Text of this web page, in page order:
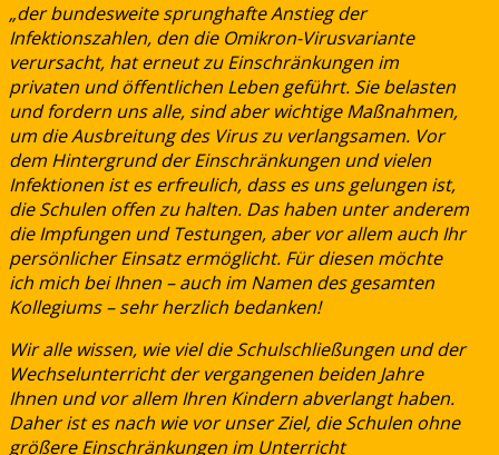
„der bundesweite sprunghafte Anstieg der
Infektionszahlen, den die Omikron-Virusvariante
verursacht, hat erneut zu Einschränkungen im
privaten und öffentlichen Leben geführt. Sie belasten
und fordern uns alle, sind aber wichtige Maßnahmen,
um die Ausbreitung des Virus zu verlangsamen. Vor
dem Hintergrund der Einschränkungen und vielen
Infektionen ist es erfreulich, dass es uns gelungen ist,
die Schulen offen zu halten. Das haben unter anderem
die Impfungen und Testungen, aber vor allem auch Ihr
persönlicher Einsatz ermöglicht. Für diesen möchte
ich mich bei Ihnen – auch im Namen des gesamten
Kollegiums – sehr herzlich bedanken!
Wir alle wissen, wie viel die Schulschließungen und der
Wechselunterricht der vergangenen beiden Jahre
Ihnen und vor allem Ihren Kindern abverlangt haben.
Daher ist es nach wie vor unser Ziel, die Schulen ohne
größere Einschränkungen im Unterricht